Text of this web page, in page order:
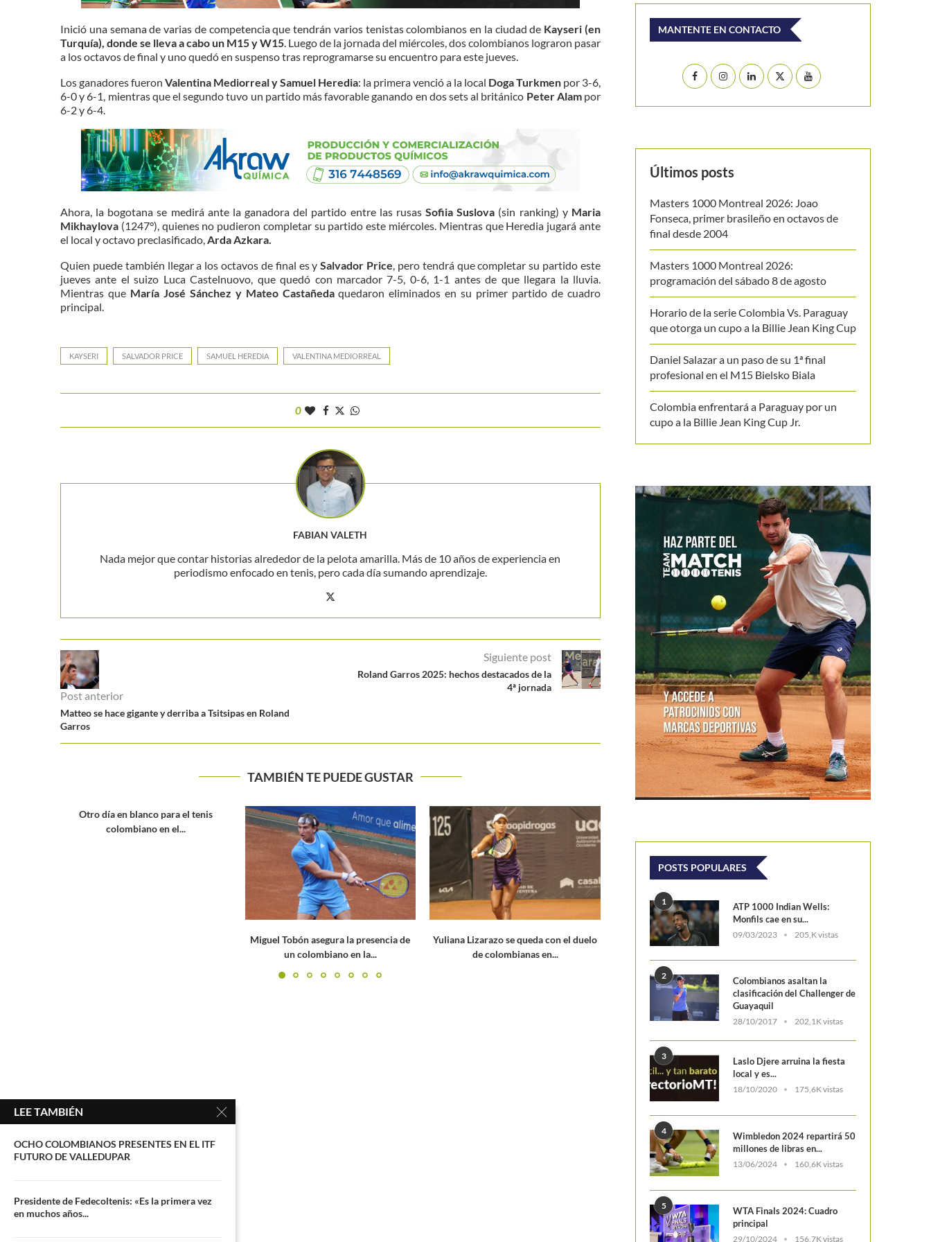
Inició una semana de varias de competencia que tendrán varios tenistas colombianos en la ciudad de Kayseri (en
Turquía), donde se lleva a cabo un M15 y W15 . Luego de la jornada del miércoles, dos colombianos lograron pasar
a los octavos de final y uno quedó en suspenso tras reprogramarse su encuentro para este jueves.
Los ganadores fueron Valentina Mediorreal y Samuel Heredia: la primera venció a la local Doga Turkmen por 3-6,
6-0 y 6-1, mientras que el segundo tuvo un partido más favorable ganando en dos sets al británico Peter Alampor
6-2 y 6-4.
Ahora, la bogotana se medirá ante la ganadora del partido entre las rusasSofiia Suslova (sin ranking) y Maria
Mikhaylova (1247°), quienes no pudieron completar su partido este miércoles. Mientras que Heredia jugará ante
el local y octavo preclasificado, Arda Azkara.
Quien puede también llegar a los octavos de final es ySalvador Price , pero tendrá que completar su partido este
jueves ante el suizo Luca Castelnuovo, que quedó con marcador 7-5, 0-6, 1-1 antes de que llegara la lluvia.
Mientras que María José Sánchez y Mateo Castañedaquedaron eliminados en su primer partido de cuadro
principal.
KAYSERI SALVADOR PRICE SAMUEL HEREDIA VALENTINA MEDIORREAL
0
FABIAN VALETH
Nada mejor que contar historias alrededor de la pelota amarilla. Más de 10 años de experiencia en
periodismo enfocado en tenis, pero cada día sumando aprendizaje.
Post anterior
Matteo se hace gigante y derriba a Tsitsipas en Roland
Garros
Siguiente post
Roland Garros 2025: hechos destacados de la
4ª jornada
TAMBIÉN TE PUEDE GUSTAR
Miguel Tobón asegura la presencia de
Yuliana Lizarazo se queda con el duelo
de colombianas en...
Seis tenistas colombianos en el
emblemático Banana Bowl
MANTENTE EN CONTACTO
Últimos posts
Masters 1000 Montreal 2026: Joao
Fonseca, primer brasileño en octavos de
final desde 2004
Masters 1000 Montreal 2026:
programación del sábado 8 de agosto
Horario de la serie Colombia Vs. Paraguay
que otorga un cupo a la Billie Jean King Cup
Daniel Salazar a un paso de su 1ª final
profesional en el M15 Bielsko Biala
Colombia enfrentará a Paraguay por un
cupo a la Billie Jean King Cup Jr.
POSTS POPULARES
1
ATP 1000 Indian Wells:
Monfils cae en su...
09/03/2023 205,K vistas
2
Colombianos asaltan la
clasificación del Challenger de
Guayaquil
28/10/2017 202,1K vistas
3
Laslo Djere arruina la fiesta
local y es...
18/10/2020 175,6K vistas
4
Wimbledon 2024 repartirá 50
millones de libras en...
13/06/2024 160,6K vistas
5
WTA Finals 2024: Cuadro
principal
29/10/2024 156,7K vistas
LEE TAMBIÉN
OCHO COLOMBIANOS PRESENTES EN EL ITF
FUTURO DE VALLEDUPAR
Presidente de Fedecoltenis: «Es la primera vez
en muchos años...